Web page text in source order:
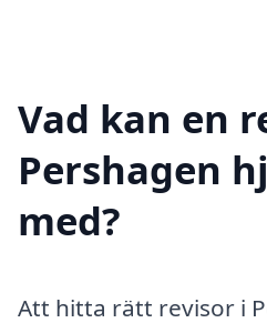
Vad kan en
Pershagen
med?
Att hitta rätt revisor i